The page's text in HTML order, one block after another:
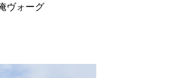
ヴォーグ